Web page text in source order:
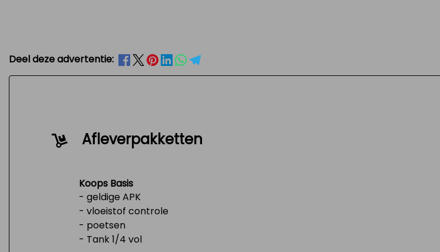
Deel deze advertentie:
Afleverpakketten
Koops Basis
- geldige APK
- vloeistof controle
- poetsen
- Tank 1/4 vol